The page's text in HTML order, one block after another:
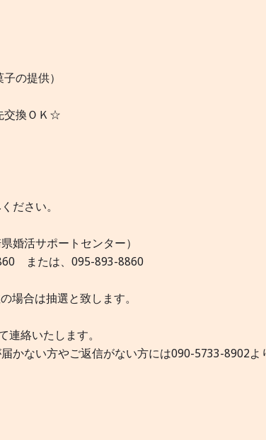
の提供）
換ＯＫ☆
ださい。
崎県婚活サポートセンター）
たは、095-893-8860
合は抽選と致します。
絡いたします。
かない方やご返信がない方には090-5733-8902よ